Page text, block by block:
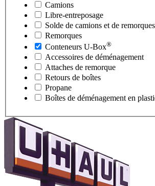
Camions
Libre-entreposage
Solde de camions et de remorques
Remorques
Conteneurs U-Box®
Accessoires de déménagement
Attaches de remorque
Retours de boîtes
Propane
Boîtes de déménagement en